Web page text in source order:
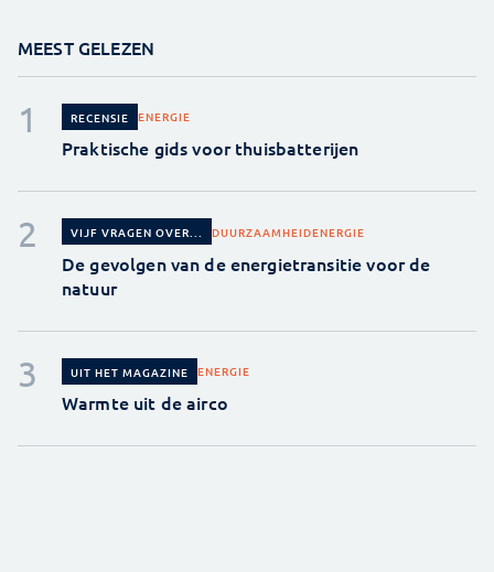
MEEST GELEZEN
RECENSIE ENERGIE
Praktische gids voor thuisbatterijen
VIJF VRAGEN OVER... DUURZAAMHEIDENERGIE
De gevolgen van de energietransitie voor de
natuur
UIT HET MAGAZINE ENERGIE
Warmte uit de airco